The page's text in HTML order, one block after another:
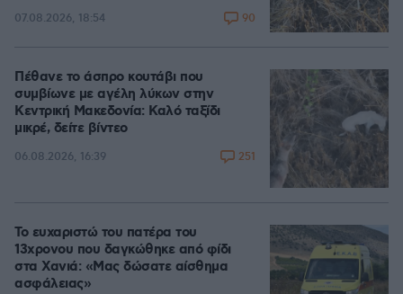
07.08.2026, 18:54 90
Πέθανε το άσπρο κουτάβι που
συμβίωνε με αγέλη λύκων στην
Κεντρική Μακεδονία: Καλό ταξίδι
μικρέ, δείτε βίντεο
06.08.2026, 16:39 251
Το ευχαριστώ του πατέρα του
13χρονου που δαγκώθηκε από φίδι
στα Χανιά: «Μας δώσατε αίσθημα
ασφάλειας»